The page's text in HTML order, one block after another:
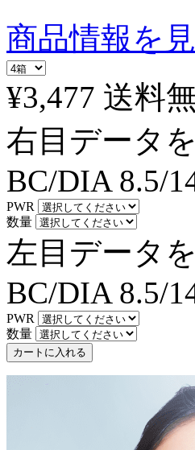
商品情報を
¥3,477 送料
右目データ
BC/DIA 8.5/
PWR
数量
左目データ
BC/DIA 8.5/
PWR
数量
カートに入れる